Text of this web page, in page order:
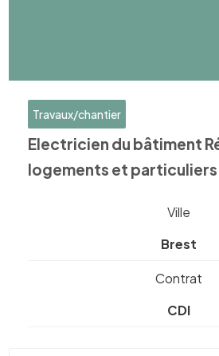
Travaux/chantier
Electricien du bâtiment
logements et particuliers
Ville
Brest
Contrat
CDI